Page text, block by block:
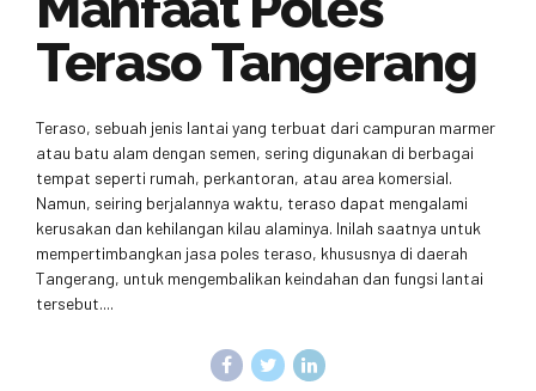
Teraso Tangerang
Teraso, sebuah jenis lantai yang terbuat dari campuran marmer
atau batu alam dengan semen, sering digunakan di berbagai
tempat seperti rumah, perkantoran, atau area komersial.
Namun, seiring berjalannya waktu, teraso dapat mengalami
kerusakan dan kehilangan kilau alaminya. Inilah saatnya untuk
mempertimbangkan jasa poles teraso, khususnya di daerah
Tangerang, untuk mengembalikan keindahan dan fungsi lantai
tersebut....